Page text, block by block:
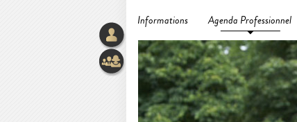
Informations Agenda Professionnel